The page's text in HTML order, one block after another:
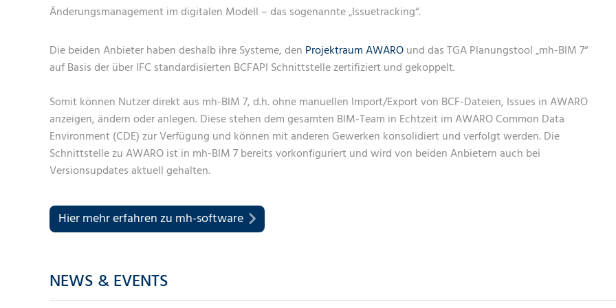
NETZWERKE-
NETZWERKE-
Änderungsmanagement im digitalen Modell – das sogenannte „Issuetracking“.
Die beiden Anbieter haben deshalb ihre Systeme, den Projektraum AWAROund das TGA Planungstool „mh-BIM 7“
auf Basis der über IFC standardisierten BCFAPI Schnittstelle zertifiziert und gekoppelt.
Somit können Nutzer direkt aus mh-BIM 7, d.h. ohne manuellen Import/Export von BCF-Dateien, Issues in AWARO
anzeigen, ändern oder anlegen. Diese stehen dem gesamten BIM-Team in Echtzeit im AWARO Common Data
Environment (CDE) zur Verfügung und können mit anderen Gewerken konsolidiert und verfolgt werden. Die
Schnittstelle zu AWARO ist in mh-BIM 7 bereits vorkonfiguriert und wird von beiden Anbietern auch bei
Versionsupdates aktuell gehalten.
Hier mehr erfahren zu mh-software
NEWS & EVENTS